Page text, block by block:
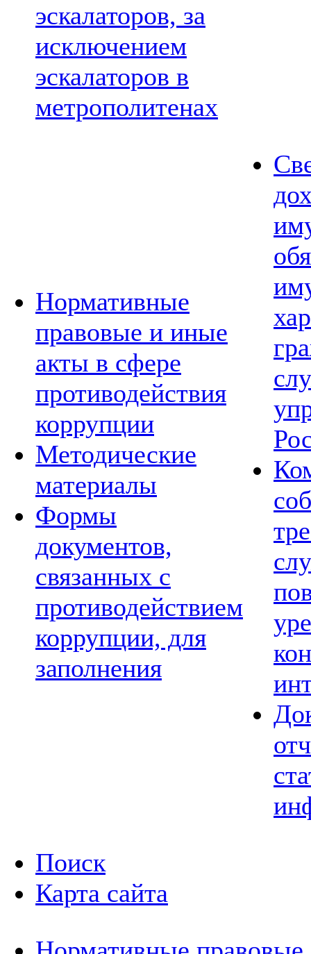
эскалаторов, за
исключением
эскалаторов в
метрополитенах
Нормативные
правовые и иные
акты в сфере
противодействия
коррупции
Методические
материалы
Формы
документов,
связанных с
противодействием
коррупции, для
заполнения
Поиск
Карта сайта